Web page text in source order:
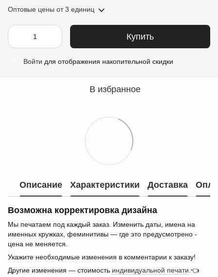
Оптовые цены от 3 единиц
Купить
Войти для отображения накопительной скидки
В избранное
Описание Характеристики Доставка
Возможна корректировка дизайна
Мы печатаем под каждый заказ. Изменить даты, имена на
именных кружках, феминитивы — где это предусмотрено -
цена не меняется.
Укажите необходимые изменения в комментарии к заказу!
Другие изменения — стоимость индивидуальной печати .👈